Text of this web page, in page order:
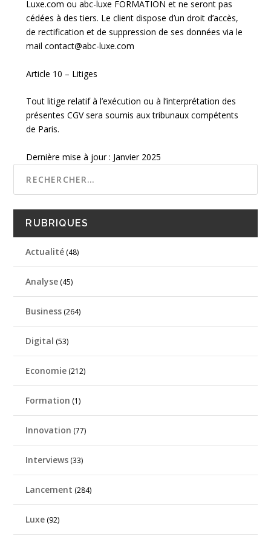
Luxe.com ou abc-luxe FORMATION et ne seront pas
cédées à des tiers. Le client dispose d’un droit d’accès,
de rectification et de suppression de ses données via le
mail contact@abc-luxe.com
Article 10 – Litiges
Tout litige relatif à l’exécution ou à l’interprétation des
présentes CGV sera soumis aux tribunaux compétents
de Paris.
Dernière mise à jour : Janvier 2025
RUBRIQUES
Actualité (48)
Analyse (45)
Business (264)
Digital (53)
Economie (212)
Formation (1)
Innovation (77)
Interviews (33)
Lancement (284)
Luxe (92)